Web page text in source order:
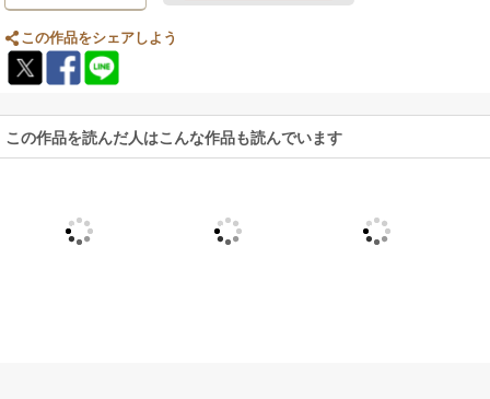
この作品をシェアしよう
この作品を読んだ人はこんな作品も読んでいます